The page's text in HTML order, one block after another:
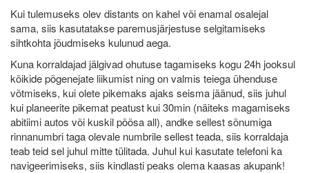
Kui tulemuseks olev distants on kahel või enamal osalejal
sama, siis kasutatakse paremusjärjestuse selgitamiseks
sihtkohta jõudmiseks kulunud aega.
Kuna korraldajad jälgivad ohutuse tagamiseks kogu 24h jooksul
kõikide põgenejate liikumist ning on valmis teiega ühenduse
võtmiseks, kui olete pikemaks ajaks seisma jäänud, siis juhul
kui planeerite pikemat peatust kui 30min (näiteks magamiseks
abitiimi autos või kuskil põõsa all), andke sellest sõnumiga
rinnanumbri taga olevale numbrile sellest teada, siis korraldaja
teab teid sel juhul mitte tülitada. Juhul kui kasutate telefoni ka
navigeerimiseks, siis kindlasti peaks olema kaasas akupank!